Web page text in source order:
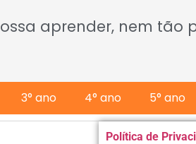
aprender, nem tão
3° ano 4° ano 5° ano
Política de